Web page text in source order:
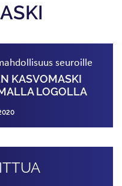
seuroille
KASVOMASKI
LOGOLLA